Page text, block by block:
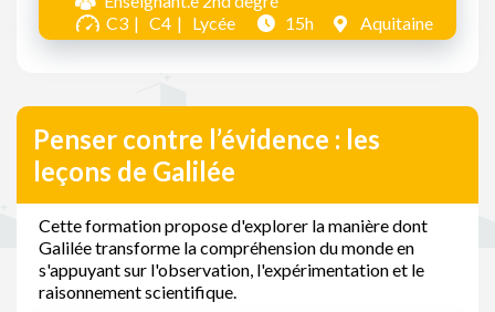
C3
C4 Lycée 15h Aquitaine
Penser contre l’évidence : les
leçons de Galilée
Cette formation propose d'explorer la manière dont
Galilée transforme la compréhension du monde en
s'appuyant sur l'observation, l'expérimentation et le
raisonnement scientifique.